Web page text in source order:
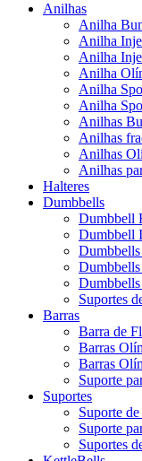
Anilhas
Anilha
Anilha
Anilha
Anilha
Anilha
Anilha
Anilhas
Anilhas
Anilhas
Anilhas
Halteres
Dumbbells
Dumbbell
Dumbbell
Dumbbells
Dumbbells
Suportes
Barras
Barra de
Barras
Barras
Suporte
Suportes
Suporte
Suporte
Suportes